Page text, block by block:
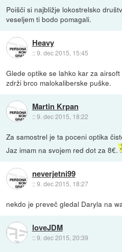
Poišči si najbližje lokostrelsko
veseljem ti bodo pomagali.
Heavy
::9. dec 2015, 15:45
Glede optike se lahko kar za
zdrži brco malokaliberske puške.
Martin Krpan
::9. dec 2015, 18:22
Za samostrel je ta poceni optika
Jaz imam na svojem red dot za 8€.
neverjetni99
::9. dec 2015, 18:27
nekdo je preveč gledal Daryla na
loveJDM
::9. dec 2015, 20:39